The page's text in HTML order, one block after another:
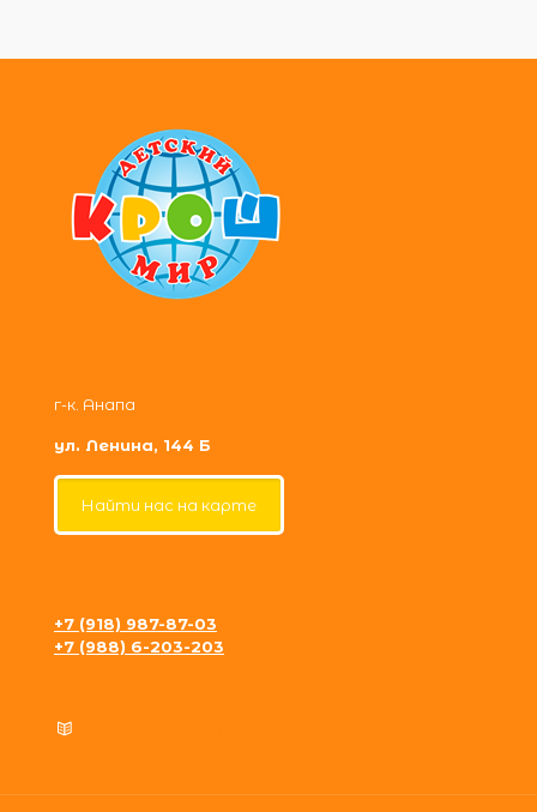
г-к. Анапа
ул. Ленина, 144 Б
Найти нас на карте
+7 (918) 987-87-03
+7 (988) 6-203-203